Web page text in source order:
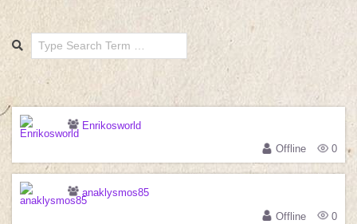
Search
Enrikosworld
Offline
0
anaklysmos85
Offline
0